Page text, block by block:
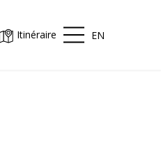
Itinéraire EN